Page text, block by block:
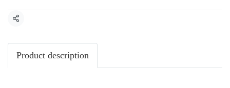
Share
Product description